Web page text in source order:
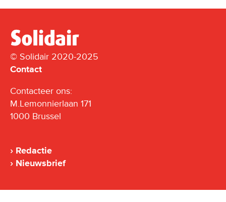
© Solidair 2020-2025
Contact
Contacteer ons:
M.Lemonnierlaan 171
1000 Brussel
Redactie
Nieuwsbrief